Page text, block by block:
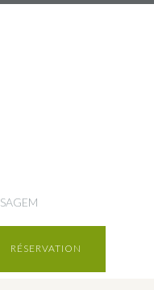
SAGEM
RÉSERVATION